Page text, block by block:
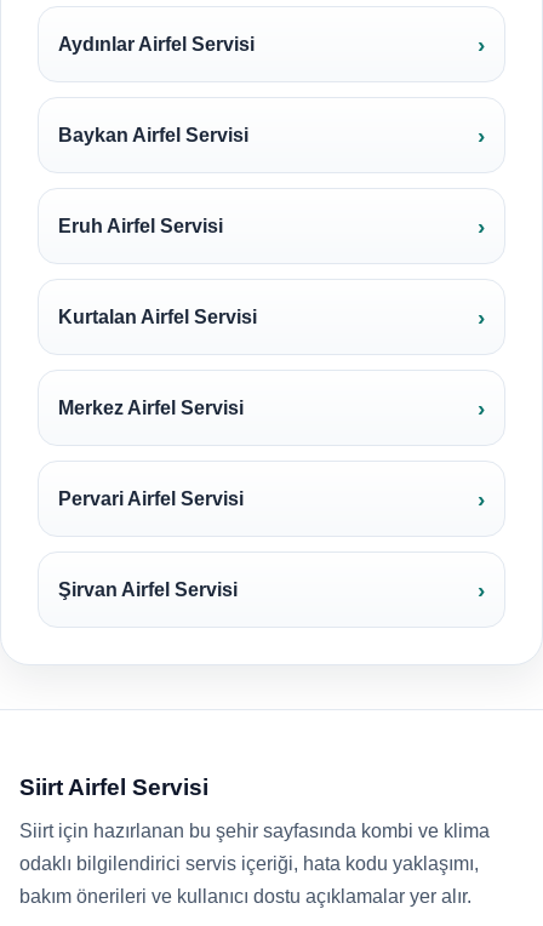
Aydınlar Airfel Servisi
Baykan Airfel Servisi
Eruh Airfel Servisi
Kurtalan Airfel Servisi
Merkez Airfel Servisi
Pervari Airfel Servisi
Şirvan Airfel Servisi
Siirt Airfel Servisi
Siirt için hazırlanan bu şehir sayfasında kombi ve klima
odaklı bilgilendirici servis içeriği, hata kodu yaklaşımı,
bakım önerileri ve kullanıcı dostu açıklamalar yer alır.